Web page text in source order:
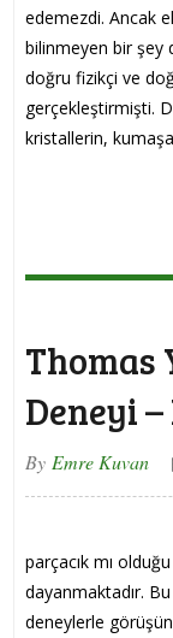
edemezdi. Ancak
bilinmeyen bir şey
doğru fizikçi ve
gerçekleştirmişti.
kristallerin,
Thomas
Deneyi –
By Emre Kuvan
parçacık mı
dayanmaktadır.
deneylerle